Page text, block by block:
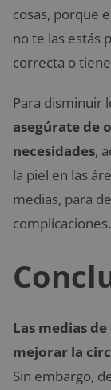
cosas, porque
no te las estás
correcta o
Para disminuir
asegúrate de
necesidades,
la piel en las
medias, para
complicaciones.
Las medias
mejorar la
Sin embargo,